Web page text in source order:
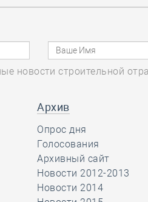
Работу
на своём
комитета
новости строительной
Архив
Опрос дня
Голосования
Архивный сайт
Новости 2012-2013
Новости 2014